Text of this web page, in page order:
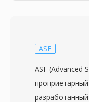
ASF
ASF (Advanced